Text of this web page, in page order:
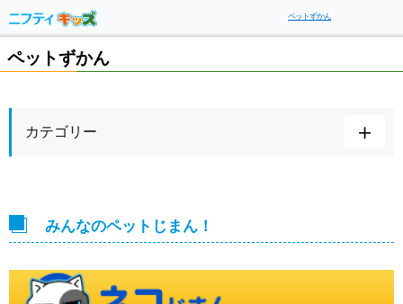
ペットずかん
ペットずかん
カテゴリー
みんなのペットじまん！